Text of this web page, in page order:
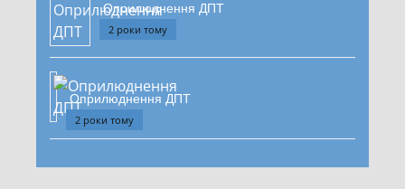
Оприлюднення ДПТ
2 роки тому
Оприлюднення ДПТ
2 роки тому